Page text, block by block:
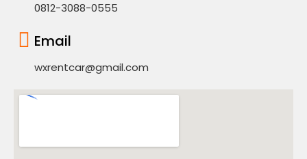
0812-3088-0555
Email
wxrentcar@gmail.com